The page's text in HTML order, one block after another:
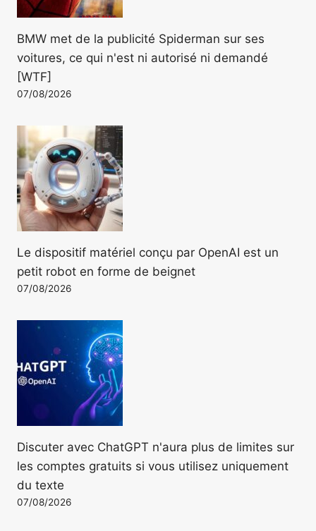
BMW met de la publicité Spiderman sur ses
voitures, ce qui n'est ni autorisé ni demandé
[WTF]
07/08/2026
Le dispositif matériel conçu par OpenAI est un
petit robot en forme de beignet
07/08/2026
Discuter avec ChatGPT n'aura plus de limites sur
les comptes gratuits si vous utilisez uniquement
du texte
07/08/2026